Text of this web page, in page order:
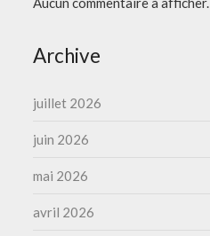
Archive
juillet 2026
juin 2026
mai 2026
avril 2026